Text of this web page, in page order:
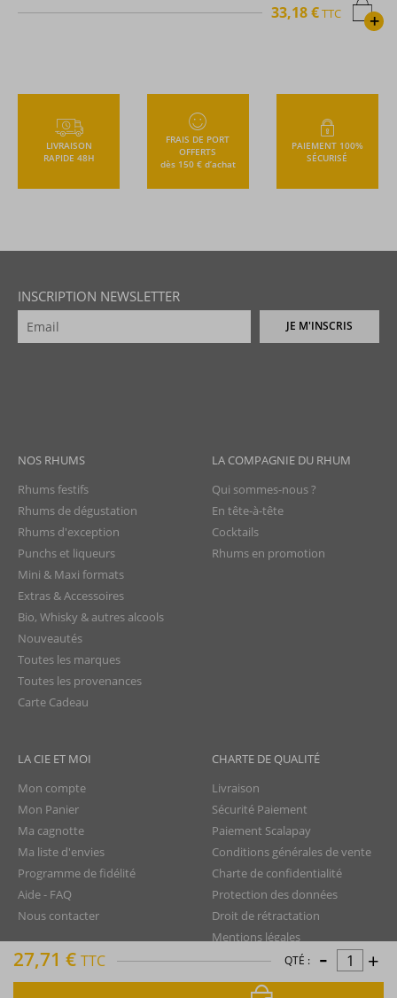
27,71 € TTC QTÉ : - +
+
33,18 €TTC
LIVRAISON
RAPIDE 48H
FRAIS DE PORT
OFFERTS
dès 150 € d’achat
PAIEMENT 100%
SÉCURISÉ
INSCRIPTION NEWSLETTER
JE M'INSCRIS
NOS RHUMS
Rhums festifs
Rhums de dégustation
Rhums d'exception
Punchs et liqueurs
Mini & Maxi formats
Extras & Accessoires
Bio, Whisky & autres alcools
Nouveautés
Toutes les marques
Toutes les provenances
Carte Cadeau
LA COMPAGNIE DU RHUM
Qui sommes-nous ?
En tête-à-tête
Cocktails
Rhums en promotion
LA CIE ET MOI
Mon compte
Mon Panier
Ma cagnotte
Ma liste d'envies
Programme de fidélité
Aide - FAQ
Nous contacter
CHARTE DE QUALITÉ
Livraison
Sécurité Paiement
Paiement Scalapay
Conditions générales de vente
Charte de confidentialité
Protection des données
Droit de rétractation
Mentions légales
Plan du site